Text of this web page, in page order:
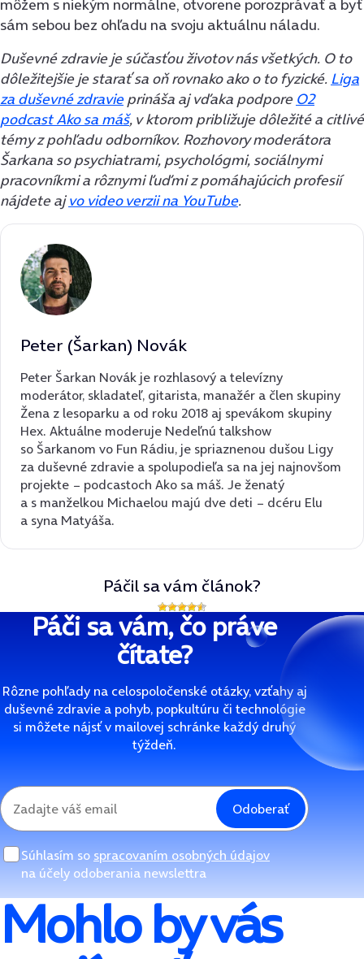
môžem s niekým normálne, otvorene porozprávať a byť
sám sebou bez ohľadu na svoju aktuálnu náladu.
Duševné zdravie je súčasťou životov nás všetkých. O to
dôležitejšie je starať sa oň rovnako ako o to fyzické. Liga
za duševné zdravieprináša aj vďaka podpore O2
podcast Ako sa máš, v ktorom približuje dôležité a citlivé
témy z pohľadu odborníkov. Rozhovory moderátora
Šarkana so psychiatrami, psychológmi, sociálnymi
pracovníkmi a rôznymi ľuďmi z pomáhajúcich profesií
nájdete ajvo video verzii na YouTube.
Peter (Šarkan) Novák
Peter Šarkan Novák je rozhlasový a televízny
moderátor, skladateľ, gitarista, manažér a člen skupiny
Žena z lesoparku a od roku 2018 aj spevákom skupiny
Hex. Aktuálne moderuje Nedeľnú talkshow
so Šarkanom vo Fun Rádiu, je spriaznenou dušou Ligy
za duševné zdravie a spolupodieľa sa na jej najnovšom
projekte − podcastoch Ako sa máš. Je ženatý
a s manželkou Michaelou majú dve deti − dcéru Elu
a syna Matyáša.
Páčil sa vám článok?
Páči sa vám, čo práve
čítate?
Rôzne pohľady na celospoločenské otázky, vzťahy aj
duševné zdravie a pohyb, popkultúru či technológie
si môžete nájsť v mailovej schránke každý druhý
týždeň.
Odoberať
Súhlasím so spracovaním osobných údajov
na účely odoberania newslettra
Mohlo by vás